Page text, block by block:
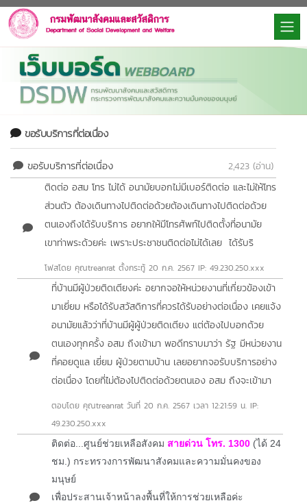
ขอรับบริการที่ต่อเนื่อง
ขอรับบริการที่ต่อเนื่อง
2,423 (อ่าน)
ติดต่อ อสม โทร ไม่ได้ อนามัยบอกไม่มีเบอร์ติดต่อ และไม่ให้โทร
ส่วนตัว ต้องเดินทางไปติดต่อด้วยต้องเดินทางไปติดต่อด้วย
ตนเองถึงได้รับบริการ อยากให้มีโทรศัพท์ไปติดตั้งที่อนามัย
เขาท่าพระด้วยค่ะ เพราะประชาชนติดต่อไม่ได้เลย ได้รับริ
โฟสโดย คุณtreanrat ตั้งกระทู้ 20 ก.ค. 2567 IP: 49.230.250.xxx
ที่บ้านมีผู้ป่วยติดเตียงค่ะ อยากจอให้หน่วยงานที่เกี่ยวข้องเข้า
มาเยี่ยม หรือได้รับสวัสดิการที่ควรได้รับอย่างต่อเนื่อง เคยแจ้ง
อนามัยแล้วว่าที่บ้านมีผู้ผู้ป่วยติดเตียง แต่ต้องไปบอกด้วย
ตนเองทุกครั้ง อสม ถึงเข้ามา พอดีทราบมาว่า รัฐ มีหน่วยงาน
ที่คอยดูแล เยี่ยม ผู้ป่วยตามบ้าน เลยอยากจอรับบริการอย่าง
ต่อเนื่อง โดยที่ไม่ต้องไปติดต่อด้วยตนเอง อสม ถึงจะเข้ามา
ตอบโดย คุณtreanrat วันที่ 20 ก.ค. 2567 เวลา 12:21:59 น. IP:
49.230.250.xxx
ติดต่อ...ศูนย์ช่วยเหลือสังคม สายด่วน โทร. 1300 (ได้ 24
ชม.) กระทรวงการพัฒนาสังคมและความมั่นคงของ
มนุษย์
เพื่อประสานเจ้าหน้าลงพื้นที่ให้การช่วยเหลือค่ะ